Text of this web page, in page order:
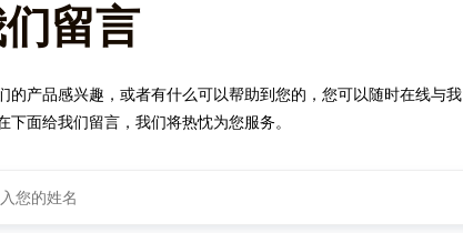
留言
的产品感兴趣，或者有什么可以帮助到您的，您可以随时在线与我
下面给我们留言，我们将热忱为您服务。